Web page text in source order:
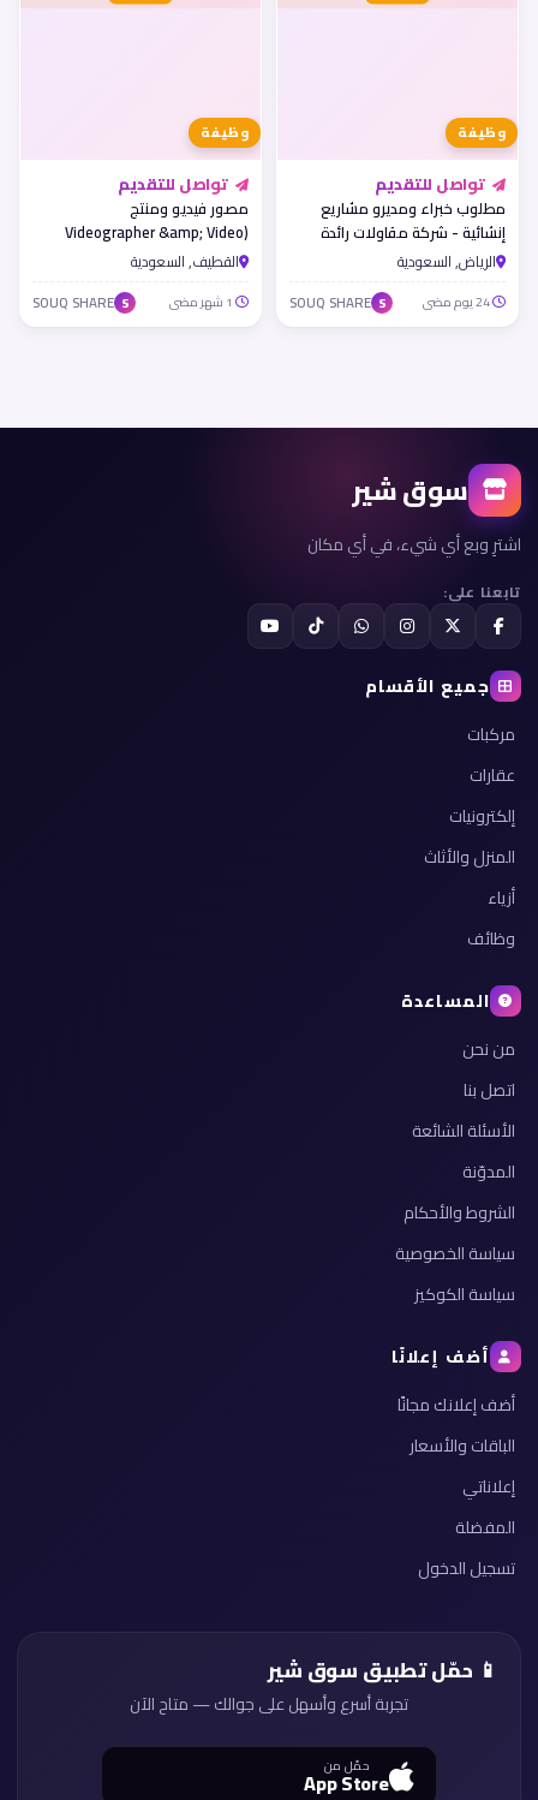
وظيفة
تواصل للتقديم
مطلوب خبراء ومديرو مشاريع
إنشائية - شركة مقاولات رائدة
بالرياض
الرياض, السعودية
S
SOUQ SHARE
وظيفة
تواصل للتقديم
مصور فيديو ومنتج
(Videographer &amp; Video
Editor) - شركة جنان فدك للتطوير
القطيف, السعودية
S
SOUQ SHARE
سوق شير
اشترِ وبع أي شيء، في أي مكان
تابعنا على:
جميع الأقسام
مركبات
عقارات
إلكترونيات
المنزل والأثاث
أزياء
وظائف
المساعدة
من نحن
اتصل بنا
الأسئلة الشائعة
المدوّنة
الشروط والأحكام
سياسة الخصوصية
سياسة الكوكيز
أضف إعلانًا
أضف إعلانك مجانًا
الباقات والأسعار
إعلاناتي
المفضلة
تسجيل الدخول
📱 حمّل تطبيق سوق شير
تجربة أسرع وأسهل على جوالك — متاح الآن
حمّل من
App Store